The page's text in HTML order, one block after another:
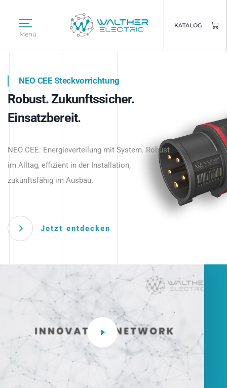
Menü
KATALOG
Intelligente Stromverteilung
beginnt hier.
NEO CEE Steckvorrichtung
Robust. Zukunftssicher.
Einsatzbereit.
NEO CEE: Energieverteilung mit System. Robust
im Alltag, effizient in der Installation,
zukunftsfähig im Ausbau.
Jetzt entdecken
Intelligenz trifft Energie.
Anwendungen – robust, IP-geschützt und
zukunftsfähig.